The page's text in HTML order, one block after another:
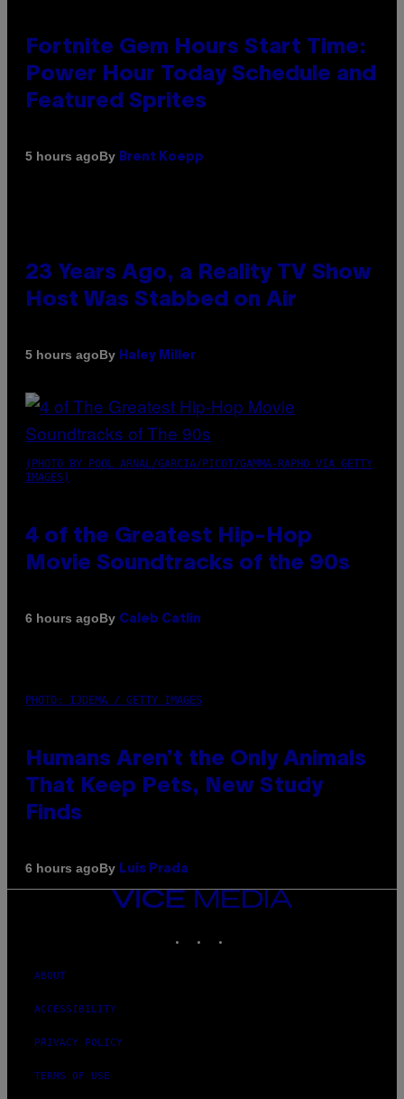
Fortnite Gem Hours Start Time:
Power Hour Today Schedule and
Featured Sprites
5 hours agoBy Brent Koepp
23 Years Ago, a Reality TV Show
Host Was Stabbed on Air
5 hours agoBy Haley Miller
(PHOTO BY POOL ARNAL/GARCIA/PICOT/GAMMA-RAPHO VIA GETTY
IMAGES)
4 of the Greatest Hip-Hop
Movie Soundtracks of the 90s
6 hours agoBy Caleb Catlin
PHOTO: IJDEMA / GETTY IMAGES
Humans Aren’t the Only Animals
That Keep Pets, New Study
Finds
6 hours agoBy Luis Prada
VICE
MEDIA
ABOUT
ACCESSIBILITY
PRIVACY POLICY
TERMS OF USE